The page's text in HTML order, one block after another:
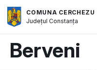
COMUNA CERCHEZU
JudețulConstanța
Berveni